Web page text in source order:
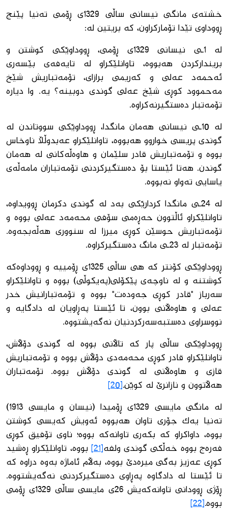
خشتەی مانگی نیسانی ساڵی 1329ی ڕۆمی تەنیا پێنج
ڕووداوی تێدا تۆماركراون، كە بریتین لە:
لە 1ـی نیسانی 1329ی ڕۆمی، ڕووداوێكی كوشتن و
برینداركردن هەبووە، تاوانلێكراو لە تایەفەی بێسەری
ئەحمەد عەلی و كەریمی برازای، تۆمەتباریش شێخ
مەحموود كوڕی شێخ عەلی گوندی دوبینە؟ یە. وا دیارە
تۆمەتبار دەستگیرنەكراوە.
لە 10ـی نیسانی هەمان مانگدا، ڕووداوێكی سووتاندن لە
گوندی پریسی خواروو هەبووە، تاوانلێكراو عەبدوڵڵا ناوخاس
بووە و تۆمەتباریش قادر سلێمان و هاوەڵەكانی لە هەمان
گوندن. هەتا ئێستا بۆ دەستگیركردنی تۆمەتباران مامەڵەی
یاسایی تەواو نەبووە.
لە 24ـی مانگدا كردارێكی بەد لە گوندی دكرمان ڕوویداوە،
تاوانلێكراو ئاڵتوون حەڕەمی سۆفی محەمەد عەلی بووە و
تۆمەتباریش حوسێن كوڕی میرزا لە سنووری هەڵەبجەوە.
تۆمەتبار لە 23ـی مانگ دەستگیركراوە.
ڕووداوێكی كۆنتر كە هی ساڵی 1325ی ڕۆمییە و ڕووداوەكە
كوشتنە و لە ناوچەی پێكۆلی(پەیكوڵی) بووە و تاوانلێكراو
سەرباز "قادر كوڕی جەودەت" بووە و تۆمەتبارانیش خدر
عەلی و هاوەڵانی بوون، تا ئێستا پەڕاویان لە دادگایە و
نووسراوی دەستبەسەركردنیان نەگەیشتووە.
ڕووداوێكی ساڵی پار كە تاڵانی بووە لە گوندی دۆڵاش،
تاوانلێكراو قادر كوڕی محەمەدی دۆڵاش بووە و تۆمەتباریش
قازی و هاوەڵانی لە گوندی دۆڵاش بووە. تۆمەتباران
هەڵاتوون و نازانرێ لە كوێن.[20]
لە مانگی مایسی 1329ی ڕۆمیدا (نیسان و مایسی 1913)
تەنیا یەك جۆری تاوان هەبووە ئەویش كەیسی كوشتن
بووە، داواكراو كە بكەری تاوانەكە بووە؛ ناوی تۆفیق كوڕی
فەرەج بووە خەڵكی گوندی ولفە[21]
بووە، تاوانلێكراو ڕەشید
كوڕی عەزیز بەگی میرەدێ بووە، بەڵام ئاماژە بەوە دراوە كە
تا ئێستا لە دادگاوە پەڕاوی دەستگیركردنی نەگەیشتووە.
ڕۆژی ڕوودانی تاوانەكەیش 26ی مایسی ساڵی 1329ی ڕۆمی
بووە.[22]